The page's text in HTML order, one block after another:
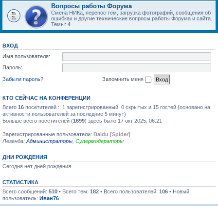
Вопросы работы Форума
Смена НИКа, перенос тем, загрузка фотографий, сообщения об
ошибках и другие технические вопросы работы Форума и сайта.
Темы: 4
ВХОД
Имя пользователя:
Пароль:
Забыли пароль?
Запомнить меня
КТО СЕЙЧАС НА КОНФЕРЕНЦИИ
Всего 16 посетителей :: 1 зарегистрированный, 0 скрытых и 15 гостей (основано на
активности пользователей за последние 5 минут)
Больше всего посетителей (1699) здесь было 17 окт 2025, 06:21
Зарегистрированные пользователи: Baidu [Spider]
Легенда: Администраторы Супермодераторы
ДНИ РОЖДЕНИЯ
Сегодня нет дней рождения.
СТАТИСТИКА
Всего сообщений: 510 • Всего тем: 182 • Всего пользователей: 106 • Новый
пользователь: Иван76